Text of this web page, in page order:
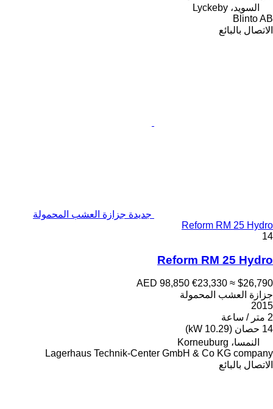
السويد، Lyckeby
Blinto AB
الاتصال بالبائع
جديدة جزازة العشب المحمولة
Reform RM 25 Hydro
14
Reform RM 25 Hydro
AED 98,850 €23,330 ≈ $26,790
جزازة العشب المحمولة
2015
2 متر / ساعة
14 حصان (10.29 kW)
النمسا، Korneuburg
Lagerhaus Technik-Center GmbH & Co KG company
الاتصال بالبائع